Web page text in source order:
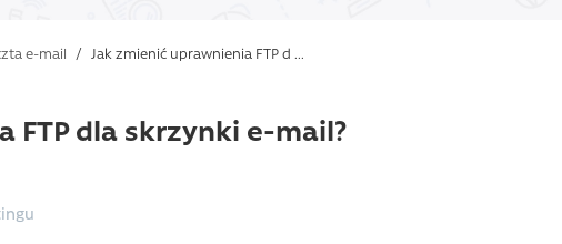
e-mail / Jak zmienić uprawnienia FTP d ...
FTP dla skrzynki e-mail?